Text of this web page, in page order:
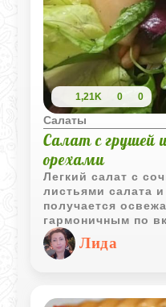
1,21K 0 0
Салаты
Салат с грушей
орехами
Легкий салат с
листьями салата
получается
гармоничным по
груши хорошо
горчичной
Лида